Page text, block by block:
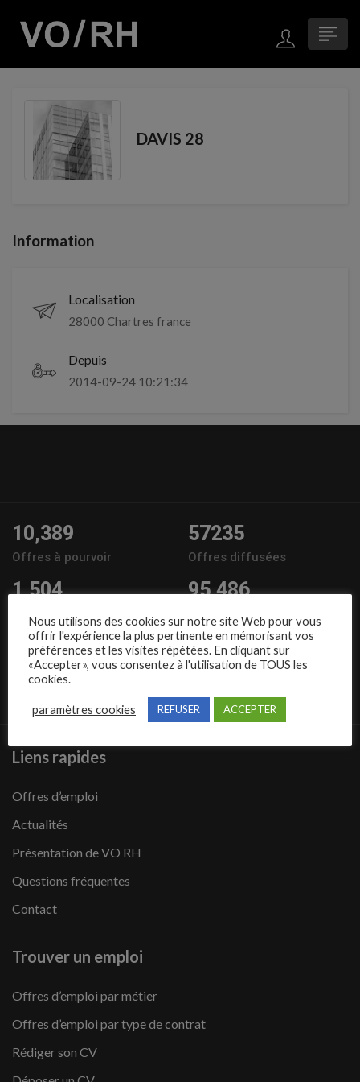
DAVIS 28
Information
Localisation
28000 Chartres france
Depuis
2014-09-24 10:21:34
10,389
Offres à pourvoir
57235
Offres diffusées
1,504
Entreprises
95,486
Candidats
Nous suivre
Liens rapides
Offres d’emploi
Actualités
Présentation de VO RH
Questions fréquentes
Contact
Trouver un emploi
Offres d’emploi par métier
Offres d’emploi par type de contrat
Rédiger son CV
Nous utilisons des cookies sur notre site Web pour vous
offrir l'expérience la plus pertinente en mémorisant vos
préférences et les visites répétées. En cliquant sur
«Accepter», vous consentez à l'utilisation de TOUS les
cookies.
paramètres cookies REFUSER ACCEPTER